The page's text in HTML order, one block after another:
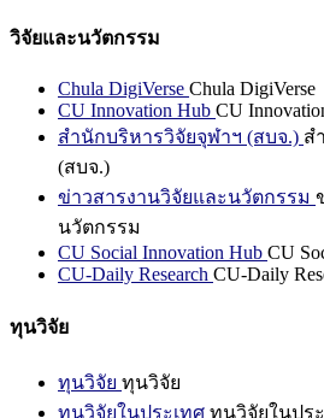
วิจัยและนวัตกรรม
Chula DigiVerse Chula DigiVerse
CU Innovation Hub CU
สำนักบริหารวิจัยจุฬาฯ (สบจ.) ส
(สบจ.)
ข่าวสารงานวิจัยและนวัตกรรม
นวัตกรรม
CU Social Innovation Hub CU
CU-Daily Research CU-Daily
ทุนวิจัย
ทุนวิจัย ทุนวิจัย
ทุนวิจัยในประเทศ ทุนวิจัยในปร